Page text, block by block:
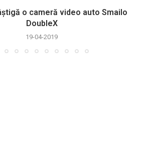
o cameră video auto Smailo
DoubleX
19-04-2019